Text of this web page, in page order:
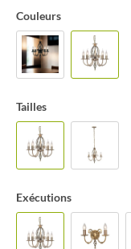
Couleurs
Tailles
Exécutions